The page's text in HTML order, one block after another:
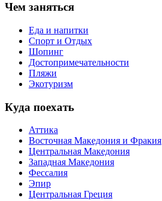
Чем заняться
Еда и напитки
Спорт и Отдых
Шопинг
Достопримечательности
Пляжи
Экотуризм
Куда поехать
Аттика
Восточная Македония и Фракия
Центральная Македония
Западная Македония
Фессалия
Эпир
Центральная Греция